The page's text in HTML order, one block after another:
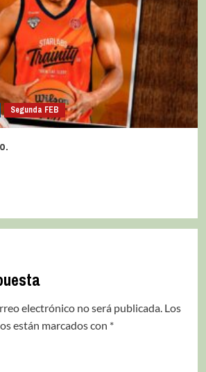
Segunda FEB
electrónico no será publicada. Los
están marcados con *